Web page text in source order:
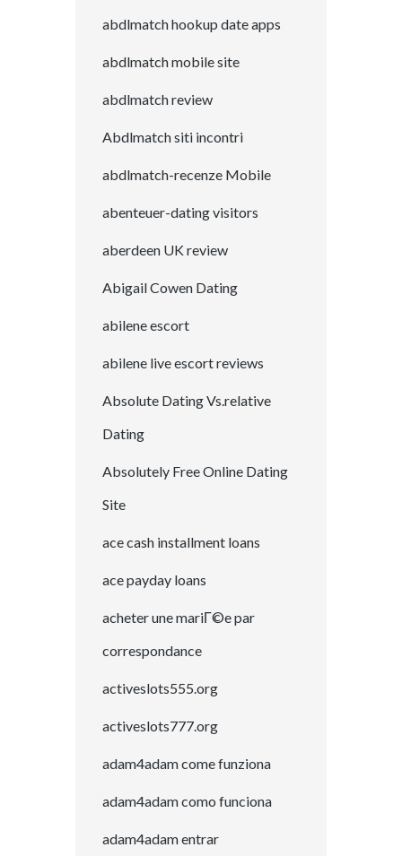
abdlmatch hookup date apps
abdlmatch mobile site
abdlmatch review
Abdlmatch siti incontri
abdlmatch-recenze Mobile
abenteuer-dating visitors
aberdeen UK review
Abigail Cowen Dating
abilene escort
abilene live escort reviews
Absolute Dating Vs.relative
Dating
Absolutely Free Online Dating
Site
ace cash installment loans
ace payday loans
acheter une mariГ©e par
correspondance
activeslots555.org
activeslots777.org
adam4adam come funziona
adam4adam como funciona
adam4adam entrar